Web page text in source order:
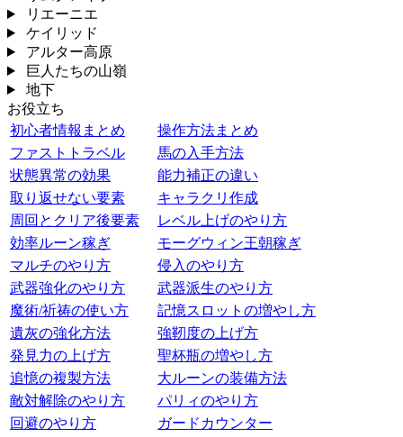
リエーニエ
ケイリッド
アルター高原
巨人たちの山嶺
地下
お役立ち
初心者情報まとめ
操作方法まとめ
ファストトラベル
馬の入手方法
状態異常の効果
能力補正の違い
取り返せない要素
キャラクリ作成
周回とクリア後要素
レベル上げのやり方
効率ルーン稼ぎ
モーグウィン王朝稼ぎ
マルチのやり方
侵入のやり方
武器強化のやり方
武器派生のやり方
魔術/祈祷の使い方
記憶スロットの増やし方
遺灰の強化方法
強靭度の上げ方
発見力の上げ方
聖杯瓶の増やし方
追憶の複製方法
大ルーンの装備方法
敵対解除のやり方
パリィのやり方
回避のやり方
ガードカウンター